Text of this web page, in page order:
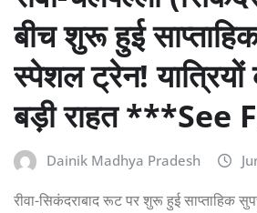
बीच शुरू हुई
स्पेशल ट्रेन! यात्रियों
बड़ी राहत ***See
Dainik Madhya Pradesh
रीवा-सिकंदराबाद रूट पर शुरू हुई साप्ताहिक